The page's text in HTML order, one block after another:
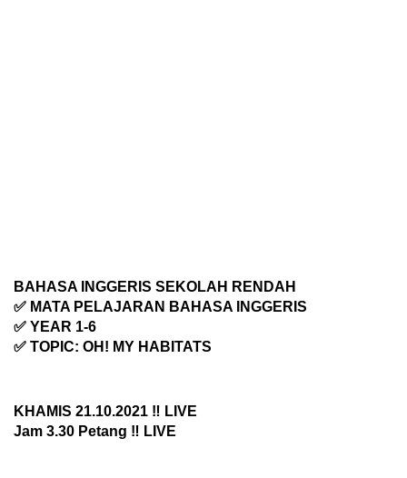
BAHASA INGGERIS SEKOLAH RENDAH
✅ MATA PELAJARAN BAHASA INGGERIS
✅ YEAR 1-6
✅ TOPIC: OH! MY HABITATS
KHAMIS 21.10.2021 ‼️ LIVE
Jam 3.30 Petang ‼️ LIVE